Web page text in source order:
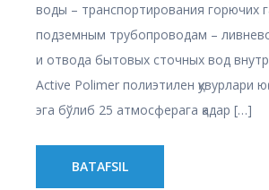
воды – транспортирования горючих
подземным трубопроводам –
и отвода бытовых сточных вод
Active Polimer полиэтилен қувурлари
эга бўлиб 25 атмосферага қадар […]
BATAFSIL